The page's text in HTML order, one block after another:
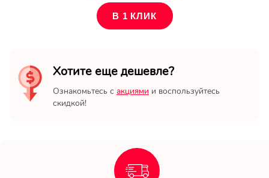
В 1 КЛИК
Хотите еще дешевле?
Ознакомьтесь с акциями и воспользуйтесь
скидкой!